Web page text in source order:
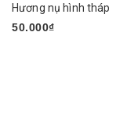
Hương nụ hình tháp
50.000₫